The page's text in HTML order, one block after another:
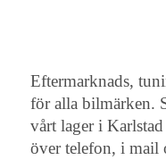
Eftermarknads,
för alla bilmärken.
vårt lager i
över telefon, i mail